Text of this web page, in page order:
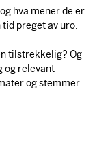
hva mener de er
preget av uro,
tilstrekkelig? Og
og relevant
og stemmer